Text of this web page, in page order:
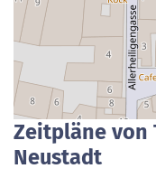
Zeitpläne von
Neustadt